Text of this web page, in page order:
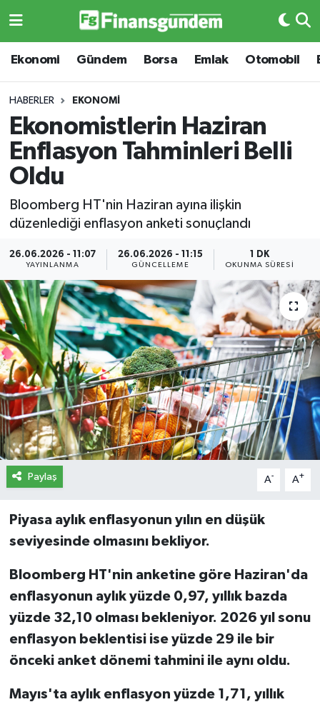
Ekonomi Gündem Borsa Emlak Otomobil
HABERLER EKONOMI
Ekonomistlerin Haziran
Enflasyon Tahminleri Belli
Oldu
Bloomberg HT'nin Haziran ayına ilişkin
düzenlediği enflasyon anketi sonuçlandı
26.06.2026 - 11:07
YAYINLANMA
26.06.2026 - 11:15
GÜNCELLEME
1 DK
OKUNMA SÜRESI
Paylaş A- A+
Piyasa aylık enflasyonun yılın en düşük
seviyesinde olmasını bekliyor.
Bloomberg HT'nin anketine göre Haziran'da
enflasyonun aylık yüzde 0,97, yıllık bazda
yüzde 32,10 olması bekleniyor. 2026 yıl sonu
enflasyon beklentisi ise yüzde 29 ile bir
önceki anket dönemi tahmini ile aynı oldu.
Mayıs'ta aylık enflasyon yüzde 1,71, yıllık
Ekonomi
Borsa
Emlak
Emtia
Gizlilik Sözleşmesi
Hakkımızda
İletişim
Künye
Yasal Uyarı
Ekonomi
Borsa
Emlak
Otomobil
Yapay Zeka